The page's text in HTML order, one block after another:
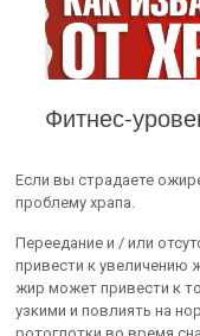
Фитнес-
Если вы страдаете
проблему храпа.
Переедание и / или
привести к увеличению
жир может привести к
узкими и повлиять на